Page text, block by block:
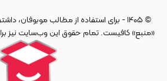
©۱۴۰۵- برای استفاده از مطالب موبوفان،
«منبع» کافیست. تمام حقوق اين وب‌سايت نیز